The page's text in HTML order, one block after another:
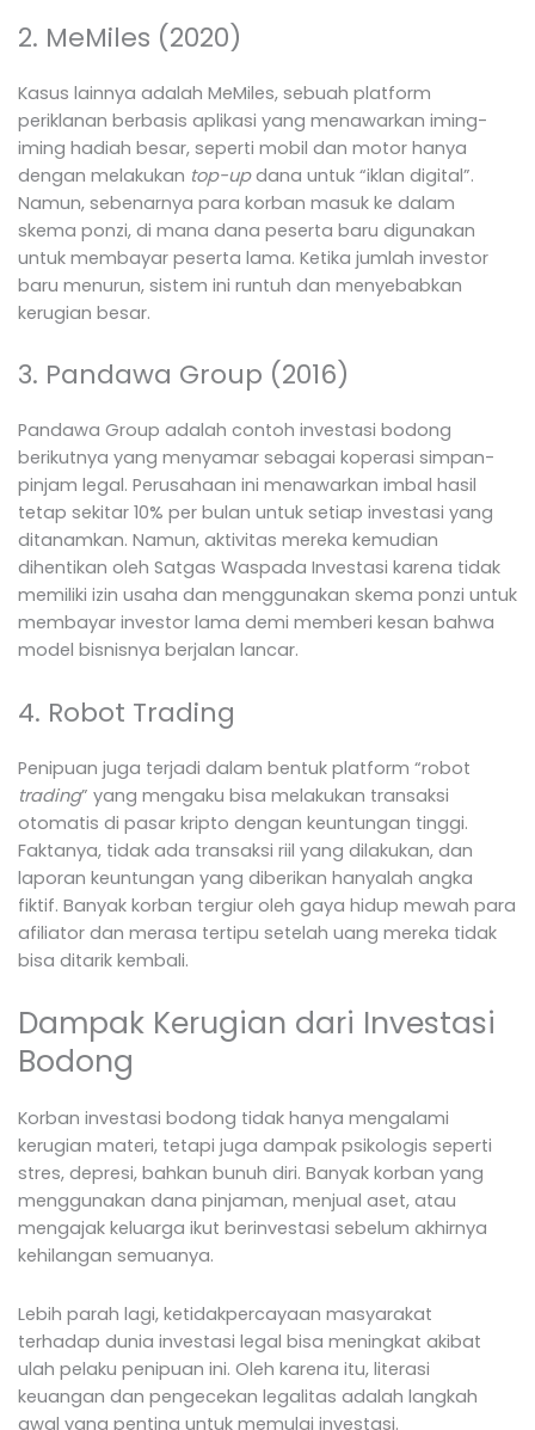
2. MeMiles (2020)
Kasus lainnya adalah MeMiles, sebuah platform
periklanan berbasis aplikasi yang menawarkan iming-
iming hadiah besar, seperti mobil dan motor hanya
dengan melakukan top-updana untuk “iklan digital”.
Namun, sebenarnya para korban masuk ke dalam
skema ponzi, di mana dana peserta baru digunakan
untuk membayar peserta lama. Ketika jumlah investor
baru menurun, sistem ini runtuh dan menyebabkan
kerugian besar.
3. Pandawa Group (2016)
Pandawa Group adalah contoh investasi bodong
berikutnya yang menyamar sebagai koperasi simpan-
pinjam legal. Perusahaan ini menawarkan imbal hasil
tetap sekitar 10% per bulan untuk setiap investasi yang
ditanamkan. Namun, aktivitas mereka kemudian
dihentikan oleh Satgas Waspada Investasi karena tidak
memiliki izin usaha dan menggunakan skema ponzi untuk
membayar investor lama demi memberi kesan bahwa
model bisnisnya berjalan lancar.
4. Robot Trading
Penipuan juga terjadi dalam bentuk platform “robot
trading” yang mengaku bisa melakukan transaksi
otomatis di pasar kripto dengan keuntungan tinggi.
Faktanya, tidak ada transaksi riil yang dilakukan, dan
laporan keuntungan yang diberikan hanyalah angka
fiktif. Banyak korban tergiur oleh gaya hidup mewah para
afiliator dan merasa tertipu setelah uang mereka tidak
bisa ditarik kembali.
Dampak Kerugian dari Investasi
Bodong
Korban investasi bodong tidak hanya mengalami
kerugian materi, tetapi juga dampak psikologis seperti
stres, depresi, bahkan bunuh diri. Banyak korban yang
menggunakan dana pinjaman, menjual aset, atau
mengajak keluarga ikut berinvestasi sebelum akhirnya
kehilangan semuanya.
Lebih parah lagi, ketidakpercayaan masyarakat
terhadap dunia investasi legal bisa meningkat akibat
ulah pelaku penipuan ini. Oleh karena itu, literasi
keuangan dan pengecekan legalitas adalah langkah
awal yang penting untuk memulai investasi.